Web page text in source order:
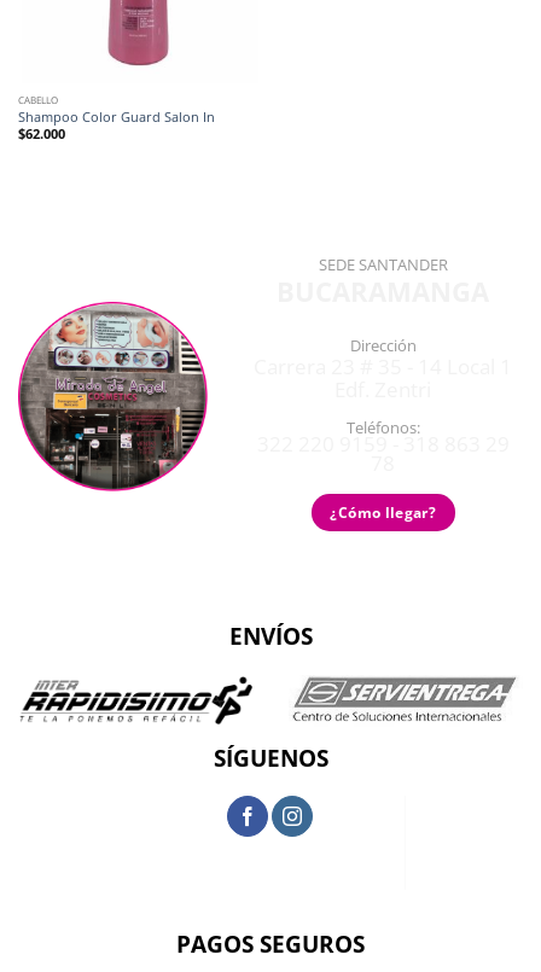
CABELLO
Shampoo Color Guard Salon In
$62.000
SEDE SANTANDER
Dirección
Teléfonos:
¿Cómo llegar?
ENVÍOS
SÍGUENOS
PAGOS SEGUROS